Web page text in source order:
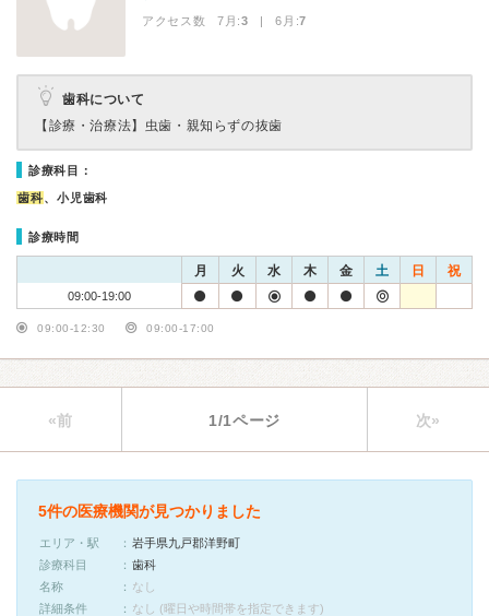
アクセス数 7月:3 | 6月:7
歯科について
【診療・治療法】 虫歯・親知らずの抜歯
診療科目：
歯科、小児歯科
診療時間
月 火 水 木 金 土 日 祝
09:00-19:00
09:00-12:30 09:00-17:00
«前 1/1ページ 次»
5件の医療機関が見つかりました
エリア・駅
岩手県九戸郡洋野町
診療科目
歯科
名称
なし
詳細条件
なし (曜日や時間帯を指定できます)